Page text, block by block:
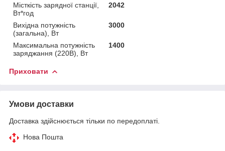
Місткість зарядної станції,
Вт*год
2042
Вихідна потужність
(загальна), Вт
3000
Максимальна потужність
заряджання (220В), Вт
1400
Приховати
Умови доставки
Доставка здійснюється тільки по передоплаті.
Нова Пошта